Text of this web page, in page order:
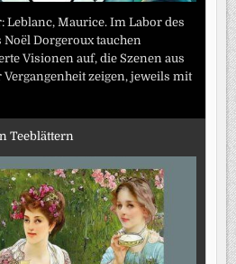
Leblanc, Maurice. Im Labor des
Dorgeroux tauchen
Visionen auf, die Szenen aus
zeigen, jeweils mit
Teeblättern